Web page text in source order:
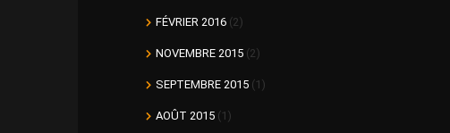
FÉVRIER 2016 (2)
NOVEMBRE 2015 (2)
SEPTEMBRE 2015 (1)
AOÛT 2015 (1)